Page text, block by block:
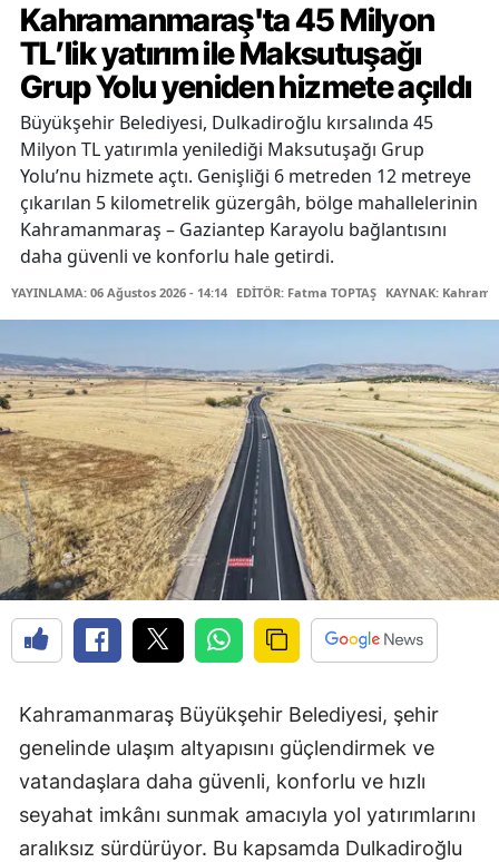
Kahramanmaraş'ta 45 Milyon
TL’lik yatırım ile Maksutuşağı
Grup Yolu yeniden hizmete açıldı
Büyükşehir Belediyesi, Dulkadiroğlu kırsalında 45
Milyon TL yatırımla yenilediği Maksutuşağı Grup
Yolu’nu hizmete açtı. Genişliği 6 metreden 12 metreye
çıkarılan 5 kilometrelik güzergâh, bölge mahallelerinin
Kahramanmaraş – Gaziantep Karayolu bağlantısını
daha güvenli ve konforlu hale getirdi.
YAYINLAMA: 06 Ağustos 2026 - 14:14 EDİTÖR: Fatma TOPTAŞ KAYNAK:
Kahramanmaraş Büyükşehir Belediyesi, şehir
genelinde ulaşım altyapısını güçlendirmek ve
vatandaşlara daha güvenli, konforlu ve hızlı
seyahat imkânı sunmak amacıyla yol yatırımlarını
aralıksız sürdürüyor. Bu kapsamda Dulkadiroğlu